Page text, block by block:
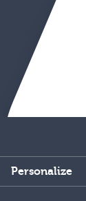
Personalize